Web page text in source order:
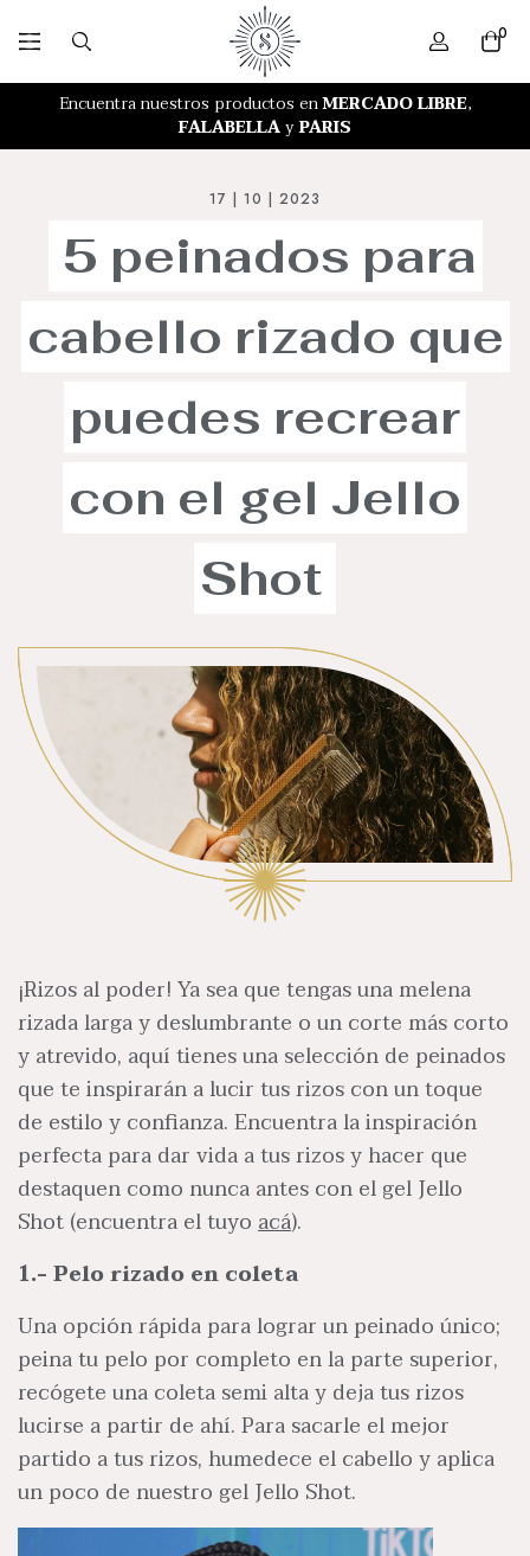
0
Encuentra nuestros productos enMERCADO LIBRE,
FALABELLAyPARIS
RETIRO GRATIS EN NUESTRA TIENDA
17 | 10 | 2023
5 peinados para
cabello rizado que
puedes recrear
con el gel Jello
Shot
¡Rizos al poder! Ya sea que tengas una melena
rizada larga y deslumbrante o un corte más corto
y atrevido, aquí tienes una selección de peinados
que te inspirarán a lucir tus rizos con un toque
de estilo y confianza. Encuentra la inspiración
perfecta para dar vida a tus rizos y hacer que
destaquen como nunca antes con el gel Jello
Shot (encuentra el tuyo acá).
1.- Pelo rizado en coleta
Una opción rápida para lograr un peinado único;
peina tu pelo por completo en la parte superior,
recógete una coleta semi alta y deja tus rizos
lucirse a partir de ahí. Para sacarle el mejor
partido a tus rizos, humedece el cabello y aplica
un poco de nuestro gel Jello Shot.